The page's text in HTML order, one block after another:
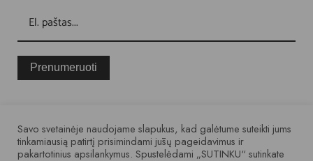
Prenumeruoti
Savo svetainėje naudojame slapukus, kad galėtume suteikti jums
tinkamiausią patirtį prisimindami jūsų pageidavimus ir
pakartotinius apsilankymus. Spustelėdami „SUTINKU“ sutinkate